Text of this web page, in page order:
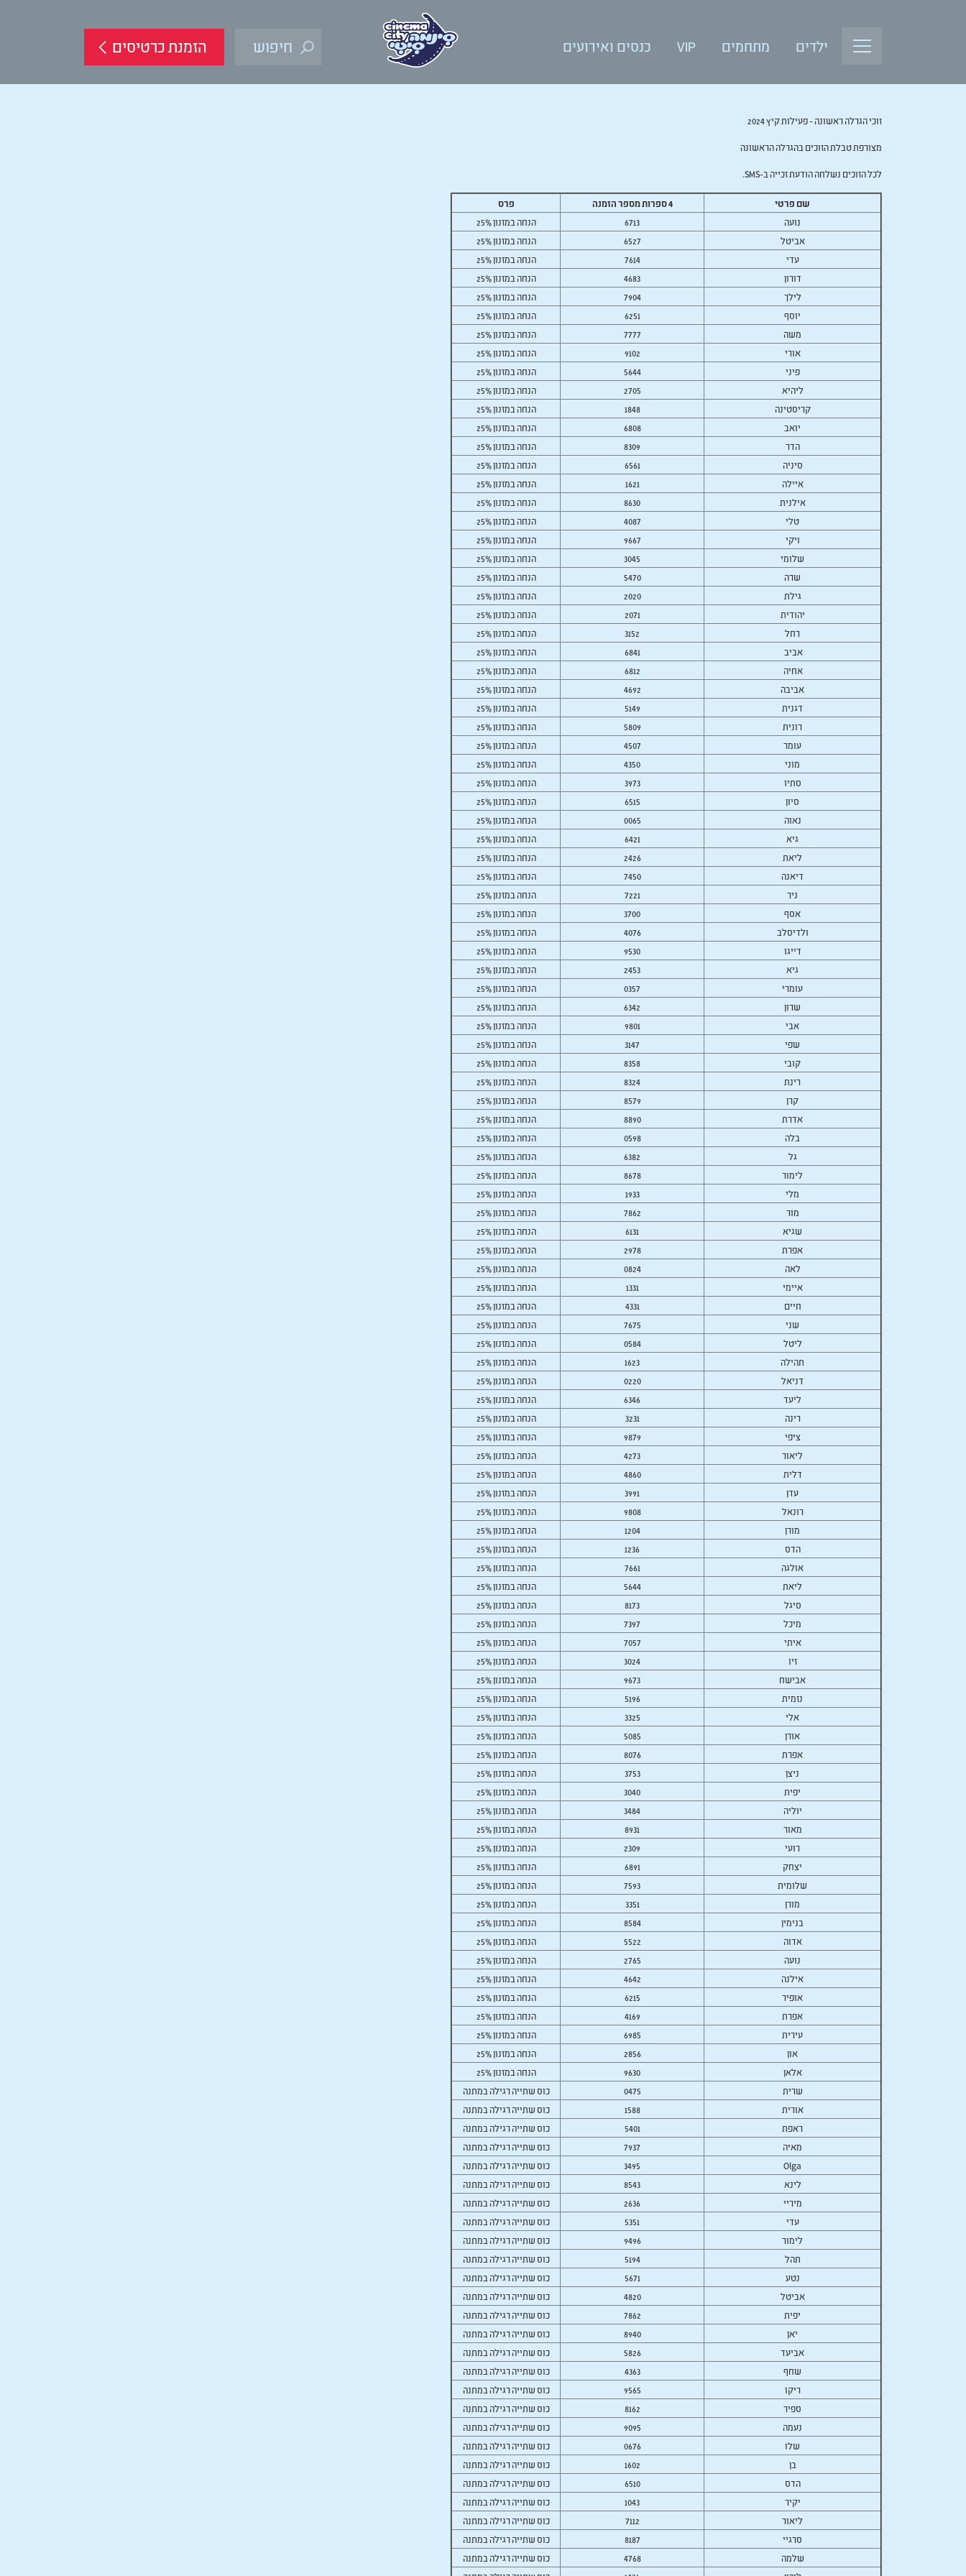
ילדים מתחמים VIP כנסים ואירועים הזמנת כרטיסים
זוכי הגרלה ראשונה - פעילות קיץ 2024
מצורפת טבלת הזוכים בהגרלה הראשונה
לכל הזוכים נשלחה הודעת זכייה ב-SMS.
שם פרטי 4 ספרות מספר הזמנה
פרס
נועה
6713
25% הנחה במזנון
אביטל
6527
25% הנחה במזנון
עדי
7614
25% הנחה במזנון
דורון
4683
25% הנחה במזנון
לילך
7904
25% הנחה במזנון
יוסף
6251
25% הנחה במזנון
משה
7777
25% הנחה במזנון
אורי
9102
25% הנחה במזנון
פיני
5644
25% הנחה במזנון
ליהיא
2705
25% הנחה במזנון
קריסטינה
1848
25% הנחה במזנון
יואב
6808
25% הנחה במזנון
הדר
8309
25% הנחה במזנון
סיניה
6561
25% הנחה במזנון
איילה
1621
25% הנחה במזנון
אילנית
8630
25% הנחה במזנון
טלי
4087
25% הנחה במזנון
ויקי
9667
25% הנחה במזנון
שלומי
3045
25% הנחה במזנון
שרה
5470
25% הנחה במזנון
גילת
2020
25% הנחה במזנון
יהודית
2071
25% הנחה במזנון
רחל
3152
25% הנחה במזנון
אביב
6841
25% הנחה במזנון
אחיה
6812
25% הנחה במזנון
אביבה
4692
25% הנחה במזנון
דגנית
5149
25% הנחה במזנון
רונית
5809
25% הנחה במזנון
עומר
4507
25% הנחה במזנון
מוני
4350
25% הנחה במזנון
סתיו
3973
25% הנחה במזנון
סיון
6515
25% הנחה במזנון
נאוה
0065
25% הנחה במזנון
גיא
6421
25% הנחה במזנון
ליאת
2426
25% הנחה במזנון
דיאנה
7450
25% הנחה במזנון
ניר
7221
25% הנחה במזנון
אסף
3700
25% הנחה במזנון
ולדיסלב
4076
25% הנחה במזנון
דייגו
9530
25% הנחה במזנון
גיא
2453
25% הנחה במזנון
עומרי
0357
25% הנחה במזנון
שרון
6342
25% הנחה במזנון
אבי
9801
25% הנחה במזנון
שפי
3147
25% הנחה במזנון
קובי
8358
25% הנחה במזנון
רינת
8324
25% הנחה במזנון
קרן
8579
25% הנחה במזנון
אדרת
8890
25% הנחה במזנון
בלה
0598
25% הנחה במזנון
גל
6382
25% הנחה במזנון
לימור
8678
25% הנחה במזנון
מלי
1933
25% הנחה במזנון
מור
7862
25% הנחה במזנון
שגיא
6131
25% הנחה במזנון
אפרת
2978
25% הנחה במזנון
לאה
0824
25% הנחה במזנון
איימי
1331
25% הנחה במזנון
חיים
4331
25% הנחה במזנון
שני
7675
25% הנחה במזנון
ליטל
0584
25% הנחה במזנון
תהילה
1623
25% הנחה במזנון
דניאל
0220
25% הנחה במזנון
ליעד
6346
25% הנחה במזנון
רינה
3231
25% הנחה במזנון
ציפי
9879
25% הנחה במזנון
ליאור
4273
25% הנחה במזנון
דלית
4860
25% הנחה במזנון
עדן
3991
25% הנחה במזנון
רונאל
9808
25% הנחה במזנון
מורן
1204
25% הנחה במזנון
הדס
1236
25% הנחה במזנון
אולגה
7661
25% הנחה במזנון
ליאת
5644
25% הנחה במזנון
סיגל
8173
25% הנחה במזנון
מיכל
7397
25% הנחה במזנון
איתי
7057
25% הנחה במזנון
זיו
3024
25% הנחה במזנון
אבישח
9673
25% הנחה במזנון
נזמית
5196
25% הנחה במזנון
אלי
3325
25% הנחה במזנון
אורן
5085
25% הנחה במזנון
אפרת
8076
25% הנחה במזנון
ניצן
3753
25% הנחה במזנון
יפית
3040
25% הנחה במזנון
יוליה
3484
25% הנחה במזנון
מאור
8931
25% הנחה במזנון
רועי
2309
25% הנחה במזנון
יצחק
6891
25% הנחה במזנון
שלומית
7593
25% הנחה במזנון
מורן
3351
25% הנחה במזנון
בנימין
8584
25% הנחה במזנון
אדוה
5522
25% הנחה במזנון
נועה
2765
25% הנחה במזנון
אילנה
4642
25% הנחה במזנון
אופיר
6215
25% הנחה במזנון
אפרת
4169
25% הנחה במזנון
עירית
6985
25% הנחה במזנון
און
2856
25% הנחה במזנון
אלאן
9630
25% הנחה במזנון
שרית
0475
כוס שתייה רגילה במתנה
אורית
1588
כוס שתייה רגילה במתנה
ראפת
5401
כוס שתייה רגילה במתנה
מאיה
7937
כוס שתייה רגילה במתנה
Olga
3495
כוס שתייה רגילה במתנה
לינא
8543
כוס שתייה רגילה במתנה
מיריי
2636
כוס שתייה רגילה במתנה
עדי
5351
כוס שתייה רגילה במתנה
לימור
9496
כוס שתייה רגילה במתנה
תהל
5194
כוס שתייה רגילה במתנה
נטע
5671
כוס שתייה רגילה במתנה
אביטל
4820
כוס שתייה רגילה במתנה
יפית
7862
כוס שתייה רגילה במתנה
יאן
8940
כוס שתייה רגילה במתנה
אביעד
5826
כוס שתייה רגילה במתנה
שחף
4363
כוס שתייה רגילה במתנה
ריקו
9565
כוס שתייה רגילה במתנה
ספיר
8162
כוס שתייה רגילה במתנה
נעמה
9095
כוס שתייה רגילה במתנה
שלו
0676
כוס שתייה רגילה במתנה
בן
1602
כוס שתייה רגילה במתנה
הדס
6510
כוס שתייה רגילה במתנה
יקיר
1043
כוס שתייה רגילה במתנה
ליאור
7112
כוס שתייה רגילה במתנה
סרגיי
8187
כוס שתייה רגילה במתנה
שלמה
4768
כוס שתייה רגילה במתנה